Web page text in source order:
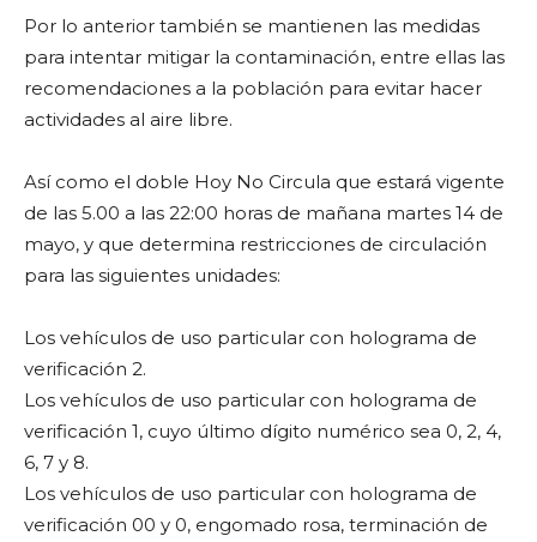
Por lo anterior también se mantienen las medidas
para intentar mitigar la contaminación, entre ellas las
recomendaciones a la población para evitar hacer
actividades al aire libre.
Así como el doble Hoy No Circula que estará vigente
de las 5.00 a las 22:00 horas de mañana martes 14 de
mayo, y que determina restricciones de circulación
para las siguientes unidades:
Los vehículos de uso particular con holograma de
verificación 2.
Los vehículos de uso particular con holograma de
verificación 1, cuyo último dígito numérico sea 0, 2, 4,
6, 7 y 8.
Los vehículos de uso particular con holograma de
verificación 00 y 0, engomado rosa, terminación de